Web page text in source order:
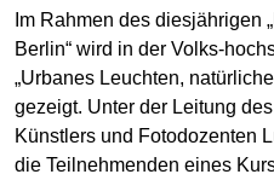
Im Rahmen des diesjährigen
Berlin“ wird in der Volks-
„Urbanes Leuchten,
gezeigt. Unter der Leitung
Künstlers und Fotodozenten
die Teilnehmenden eines